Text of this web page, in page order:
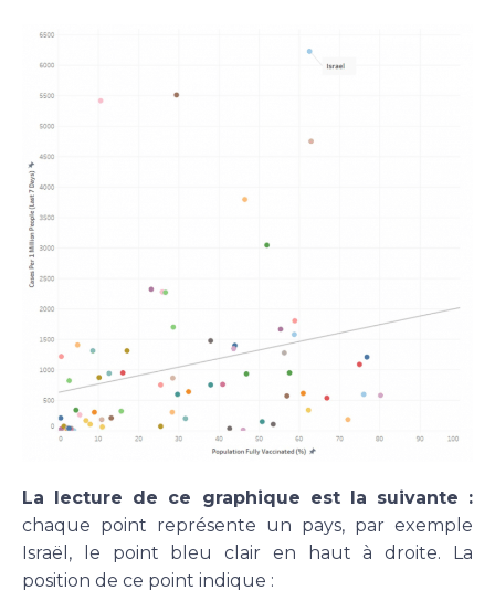
La lecture de ce graphique est la suivante :
chaque point représente un pays, par exemple
Israël, le point bleu clair en haut à droite. La
position de ce point indique :